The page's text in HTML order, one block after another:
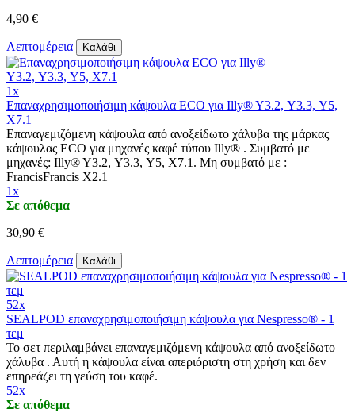
4,90 €
Λεπτομέρεια Καλάθι
1x
Επαναχρησιμοποιήσιμη κάψουλα ECO για Illy® Y3.2, Y3.3, Y5,
X7.1
Επαναγεμιζόμενη κάψουλα από ανοξείδωτο χάλυβα της μάρκας
κάψουλας ECO για μηχανές καφέ τύπου Illy® . Συμβατό με
μηχανές: Illy® Y3.2, Y3.3, Y5, X7.1. Μη συμβατό με :
FrancisFrancis X2.1
1x
Σε απόθεμα
30,90 €
Λεπτομέρεια Καλάθι
52x
SEALPOD επαναχρησιμοποιήσιμη κάψουλα για Nespresso® - 1
τεμ
Το σετ περιλαμβάνει επαναγεμιζόμενη κάψουλα από ανοξείδωτο
χάλυβα . Αυτή η κάψουλα είναι απεριόριστη στη χρήση και δεν
επηρεάζει τη γεύση του καφέ.
52x
Σε απόθεμα